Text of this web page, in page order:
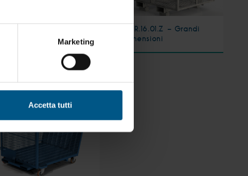
Marketing
Accetta tutti
CRR.16.01.Z - Grandi
dimensioni